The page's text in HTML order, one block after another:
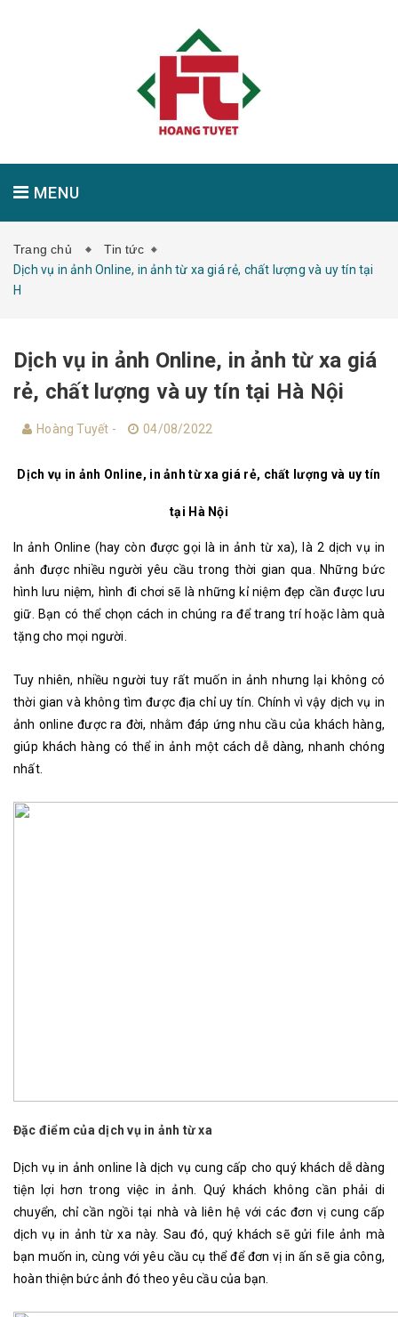
MENU
GIỚI THIỆU SẢN PHẨM TIN TỨC
LIÊN HỆ
Trang chủ
Tin tức
Dịch vụ in ảnh Online, in ảnh từ xa giá rẻ, chất lượng và uy tín tại
H
Dịch vụ in ảnh Online, in ảnh từ xa giá
rẻ, chất lượng và uy tín tại Hà Nội
Hoàng Tuyết - 04/08/2022
Dịch vụ in ảnh Online, in ảnh từ xa giá rẻ, chất lượng và uy tín
tại Hà Nội
In ảnh Online (hay còn được gọi là in ảnh từ xa), là 2 dịch vụ in
ảnh được nhiều người yêu cầu trong thời gian qua. Những bức
hình lưu niệm, hình đi chơi sẽ là những kỉ niệm đẹp cần được lưu
giữ. Bạn có thể chọn cách in chúng ra để trang trí hoặc làm quà
tặng cho mọi người.
Tuy nhiên, nhiều người tuy rất muốn in ảnh nhưng lại không có
thời gian và không tìm được địa chỉ uy tín. Chính vì vậy dịch vụ in
ảnh online được ra đời, nhằm đáp ứng nhu cầu của khách hàng,
giúp khách hàng có thể in ảnh một cách dễ dàng, nhanh chóng
nhất.
Đặc điểm của dịch vụ in ảnh từ xa
Dịch vụ in ảnh online là dịch vụ cung cấp cho quý khách dễ dàng
tiện lợi hơn trong việc in ảnh. Quý khách không cần phải di
chuyển, chỉ cần ngồi tại nhà và liên hệ với các đơn vị cung cấp
dịch vụ in ảnh từ xa này. Sau đó, quý khách sẽ gửi file ảnh mà
bạn muốn in, cùng với yêu cầu cụ thể để đơn vị in ấn sẽ gia công,
hoàn thiện bức ảnh đó theo yêu cầu của bạn.